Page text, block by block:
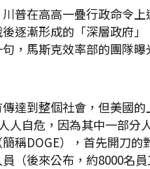
普在高高一疊行政命令
逐漸形成的「深層政府
，馬斯克效率部的團隊
達到整個社會，但美國
人自危，因為其中一部
稱DOGE），首先開刀
（後來公布，約8000名